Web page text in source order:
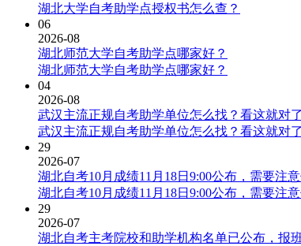
湖北大学自考助学点授权书怎么查？
06
2026-08
湖北师范大学自考助学点哪家好？
湖北师范大学自考助学点哪家好？
04
2026-08
武汉主流正规自考助学单位怎么找？看这就对
武汉主流正规自考助学单位怎么找？看这就对
29
2026-07
湖北自考10月成绩11月18日9:00公布，需要注
湖北自考10月成绩11月18日9:00公布，需要注
29
2026-07
湖北自考主考院校和助学机构名单已公布，报